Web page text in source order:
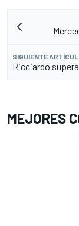
SIGUIENTE
Ricciardo
MEJORES